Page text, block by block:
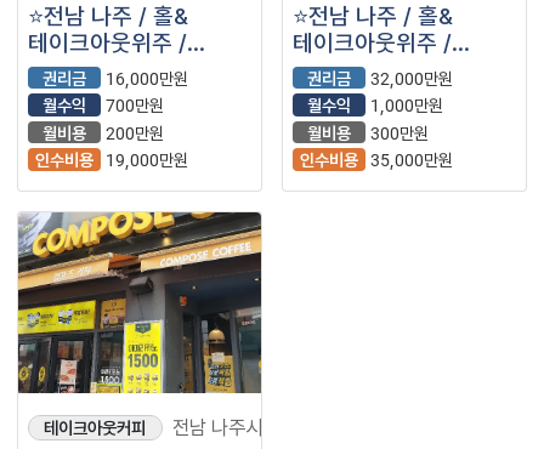
⭐전남 나주 / 홀&
테이크아웃위주 /
주거상권 / ＂
컴포즈커피＂ 입니다.⭐
권리금
16,000만원
월수익
700만원
월비용
200만원
인수비용
19,000만원
⭐전남 나주 / 홀&
테이크아웃위주 /
주거상권 / 고매출 ＂
메가커피＂ 입니다.⭐
권리금
32,000만원
월수익
1,000만원
월비용
300만원
인수비용 35,000만원
테이크아웃커피 전남 나주시